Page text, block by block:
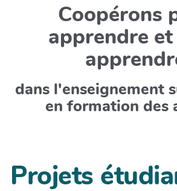
Coopérons
apprendre
dans l'enseignement
en formation des
Projets